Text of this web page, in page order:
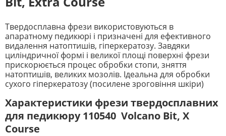
Твердосплавна фрези використовуються в
апаратному педикюрі і призначені для ефективного
видалення натоптишів, гіперкератозу. Завдяки
циліндричної формі і великої площі поверхні фрези
прискорюється процес обробки стопи, зняття
натоптишів, великих мозолів. Ідеальна для обробки
сухого гіперкератозу (посилене зроговіння шкіри)
Характеристики фрези твердосплавних
для педикюру 110540 Volcano Bit, Х
Course